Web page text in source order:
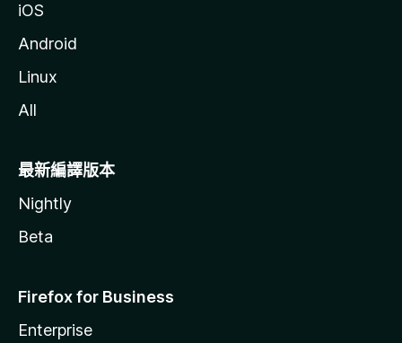
iOS
Android
Linux
All
最新編譯版本
Nightly
Beta
Firefox for Business
Enterprise